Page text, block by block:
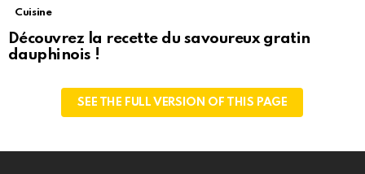
Cuisine
Découvrez la recette du savoureux gratin
dauphinois !
SEE THE FULL VERSION OF THIS PAGE